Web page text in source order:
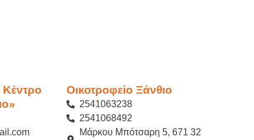
Κέντρο
Οικοτροφείο Ξάνθιο
2541063238
2541068492
Μάρκου Μπότσαρη 5, 671 32